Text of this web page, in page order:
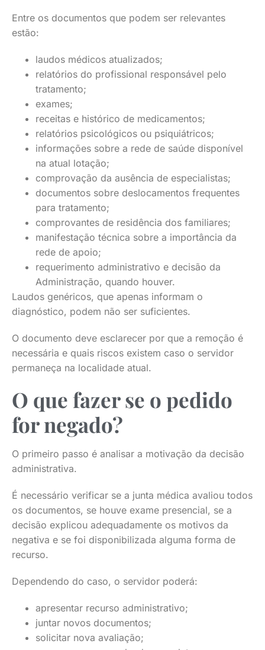
Entre os documentos que podem ser relevantes
estão:
laudos médicos atualizados;
relatórios do profissional responsável pelo
tratamento;
exames;
receitas e histórico de medicamentos;
relatórios psicológicos ou psiquiátricos;
informações sobre a rede de saúde disponível
na atual lotação;
comprovação da ausência de especialistas;
documentos sobre deslocamentos frequentes
para tratamento;
comprovantes de residência dos familiares;
manifestação técnica sobre a importância da
rede de apoio;
requerimento administrativo e decisão da
Administração, quando houver.
Laudos genéricos, que apenas informam o
diagnóstico, podem não ser suficientes.
O documento deve esclarecer por que a remoção é
necessária e quais riscos existem caso o servidor
permaneça na localidade atual.
O que fazer se o pedido
for negado?
O primeiro passo é analisar a motivação da decisão
administrativa.
É necessário verificar se a junta médica avaliou todos
os documentos, se houve exame presencial, se a
decisão explicou adequadamente os motivos da
negativa e se foi disponibilizada alguma forma de
recurso.
Dependendo do caso, o servidor poderá:
apresentar recurso administrativo;
juntar novos documentos;
solicitar nova avaliação;